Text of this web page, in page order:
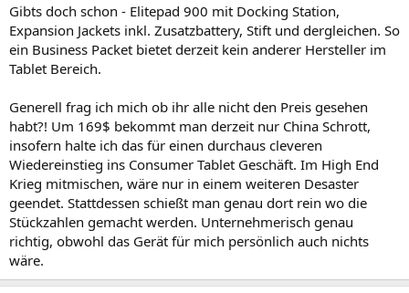
Gibts doch schon - Elitepad 900 mit Docking Station,
Expansion Jackets inkl. Zusatzbattery, Stift und dergleichen. So
ein Business Packet bietet derzeit kein anderer Hersteller im
Tablet Bereich.
Generell frag ich mich ob ihr alle nicht den Preis gesehen
habt?! Um 169$ bekommt man derzeit nur China Schrott,
insofern halte ich das für einen durchaus cleveren
Wiedereinstieg ins Consumer Tablet Geschäft. Im High End
Krieg mitmischen, wäre nur in einem weiteren Desaster
geendet. Stattdessen schießt man genau dort rein wo die
Stückzahlen gemacht werden. Unternehmerisch genau
richtig, obwohl das Gerät für mich persönlich auch nichts
wäre.